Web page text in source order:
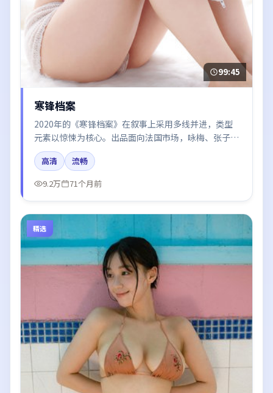
99:45
寒锋档案
2020年的《寒锋档案》在叙事上采用多线并进，类型
元素以惊悚为核心。出品面向法国市场，咏梅、张子
枫、木村拓哉、易烊千玺所饰角色推动关键反转，结尾
留白引发讨论。
高清
流畅
9.2万
71个月前
精选